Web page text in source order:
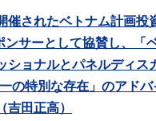
催されたベトナム計画
サーとして協賛し、「
ショナルとパネルディ
の特別な存在」のアド
田正高）